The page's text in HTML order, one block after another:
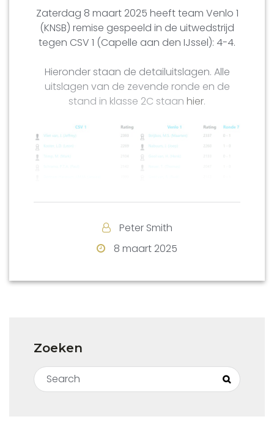
Zaterdag 8 maart 2025 heeft team Venlo 1
(KNSB) remise gespeeld in de uitwedstrijd
tegen CSV 1 (Capelle aan den IJssel): 4-4.
Hieronder staan de detailuitslagen. Alle
uitslagen van de zevende ronde en de
stand in klasse 2C staan hier.
Gool staathierop onze website. Het
website.
Peter Smith
8 maart 2025
Zoeken
Search for:
Search